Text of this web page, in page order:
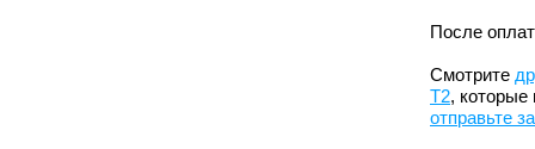
После
Смотрите
T2,
отправьте